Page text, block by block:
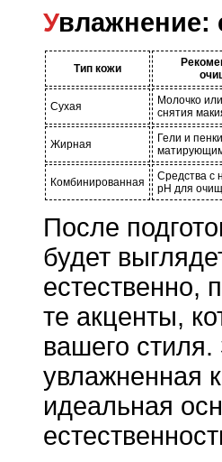
Тип кожи
Сухая
Молочко
снятия
Жирная
Гели и
Комбинированная
Средства с
pH для
После
будет
естественно,
те акценты,
вашего
увлажненная
идеальная